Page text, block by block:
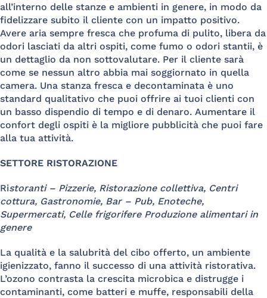
all’interno delle stanze e ambienti in genere, in modo da
fidelizzare subito il cliente con un impatto positivo.
Avere aria sempre fresca che profuma di pulito, libera da
odori lasciati da altri ospiti, come fumo o odori stantii, è
un dettaglio da non sottovalutare. Per il cliente sarà
come se nessun altro abbia mai soggiornato in quella
camera. Una stanza fresca e decontaminata è uno
standard qualitativo che puoi offrire ai tuoi clienti con
un basso dispendio di tempo e di denaro. Aumentare il
confort degli ospiti è la migliore pubblicità che puoi fare
alla tua attività.
SETTORE RISTORAZIONE
Ristoranti – Pizzerie, Ristorazione collettiva, Centri
cottura, Gastronomie, Bar – Pub, Enoteche,
Supermercati, Celle frigorifere Produzione alimentari in
genere
La qualità e la salubrità del cibo offerto, un ambiente
igienizzato, fanno il successo di una attività ristorativa.
L’ozono contrasta la crescita microbica e distrugge i
contaminanti, come batteri e muffe, responsabili della